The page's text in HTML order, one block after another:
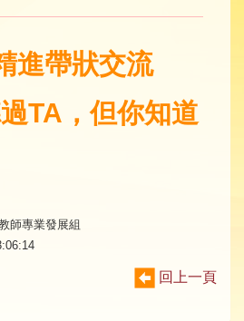
進帶狀交流
過TA，但你知道
師專業發展組
回上一頁